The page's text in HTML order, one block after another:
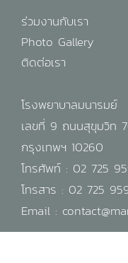
ร่วมงานกับเรา
Photo Gallery
ติดต่อเรา
โรงพยาบาลมนารมย์
เลขที่ 9 ถนนสุขุมวิท
กรุงเทพฯ 10260
โทรศัพท์ : 02 725
โทรสาร : 02 725
Email :